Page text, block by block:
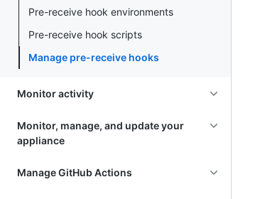
Pre-receive hook environments
Pre-receive hook scripts
Manage pre-receive hooks
Monitor activity
Monitor, manage, and update your
appliance
Manage GitHub Actions